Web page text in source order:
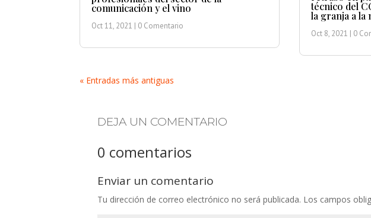
comunicación y el vino
Oct 11, 2021 | 0 Comentario
técnico del
la granja a la
Oct 8, 2021 | 0
« Entradas más antiguas
DEJA UN COMENTARIO
0 comentarios
Enviar un comentario
Tu dirección de correo electrónico no será publicada. Los campos